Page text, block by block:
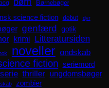
børn Børnebøger
science fiction debut dyr
genfærd
gotik
krimi Litteratursiden
noveller ondskab
fiction seriemord
thriller ungdomsbøger
zombier